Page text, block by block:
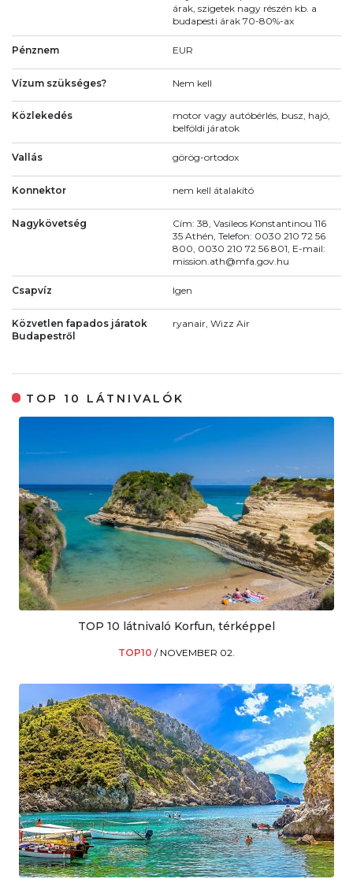
árak, szigetek nagy részén kb. a
budapesti árak 70-80%-ax
Pénznem EUR
Vízum szükséges? Nem kell
Közlekedés
motor vagy autóbérlés, busz, hajó,
belföldi járatok
Vallás görög-ortodox
Konnektor nem kell átalakító
Nagykövetség
Cím: 38, Vasileos Konstantinou 116
35 Athén, Telefon: 0030 210 72 56
800, 0030 210 72 56 801, E-mail:
mission.ath@mfa.gov.hu
Csapvíz Igen
Közvetlen fapados járatok
Budapestről
ryanair, Wizz Air
TOP 10 LÁTNIVALÓK
TOP 10 látnivaló Korfun, térképpel
TOP10 / NOVEMBER 02.